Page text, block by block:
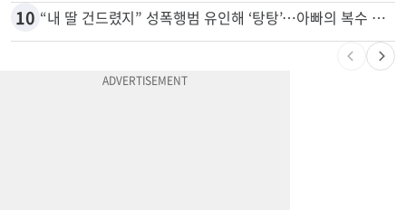
9 계좌만 열어도 최대 5000불…체킹 보너스 무한 경쟁
“내 딸 건드렸지” 성폭행범 유인해 ‘탕탕’…아빠의 복수 결말